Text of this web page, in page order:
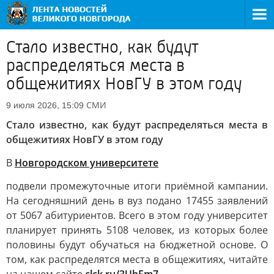
Стало известно, как будут
распределяться места в
общежитиях НовГУ в этом году
9 июля 2026, 15:09 СМИ
Стало известно, как будут распределяться места в
общежитиях НовГУ в этом году
В Новгородском университете
подвели промежуточные итоги приёмной кампании.
На сегодняшний день в вуз подано 17455 заявлений
от 5067 абитуриентов. Всего в этом году университет
планирует принять 5108 человек, из которых более
половины будут обучаться на бюджетной основе. О
том, как распределятся места в общежитиях, читайте